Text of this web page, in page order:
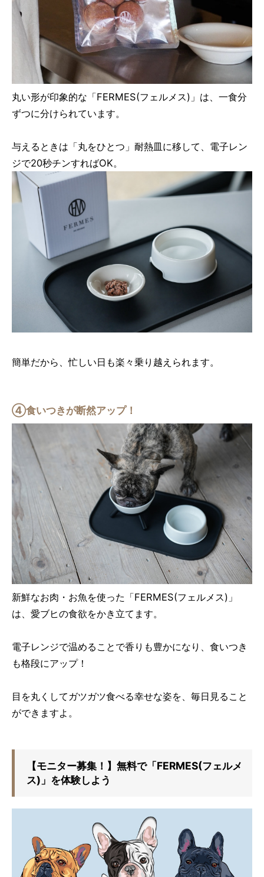
丸い形が印象的な「FERMES(フェルメス)」は、一食分
ずつに分けられています。
与えるときは「丸をひとつ」耐熱皿に移して、電子レン
ジで20秒チンすればOK。
簡単だから、忙しい日も楽々乗り越えられます。
④食いつきが断然アップ！
新鮮なお肉・お魚を使った「FERMES(フェルメス)」
は、愛ブヒの食欲をかき立てます。
電子レンジで温めることで香りも豊かになり、食いつき
も格段にアップ！
目を丸くしてガツガツ食べる幸せな姿を、毎日見ること
ができますよ。
【モニター募集！】無料で「FERMES(フェルメ
ス)」を体験しよう